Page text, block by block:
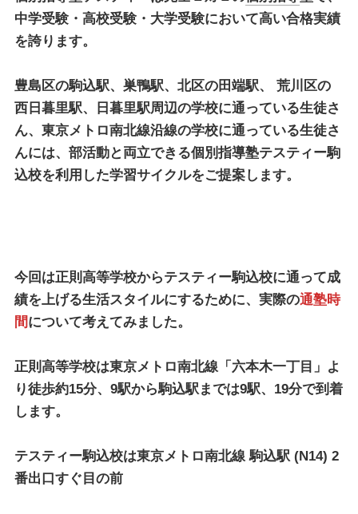
中学受験・高校受験・大学受験において高い合格実績
を誇ります。
豊島区の駒込駅、巣鴨駅、北区の田端駅、 荒川区の
西日暮里駅、日暮里駅周辺の学校に通っている生徒さ
ん、東京メトロ南北線沿線の学校に通っている生徒さ
んには、部活動と両立できる個別指導塾テスティー駒
込校を利用した学習サイクルをご提案します。
今回は正則高等学校からテスティー駒込校に通って成
績を上げる生活スタイルにするために、実際の通塾時
間について考えてみました。
正則高等学校は東京メトロ南北線「六本木一丁目」よ
り徒歩約15分、9駅から駒込駅までは9駅、19分で到着
します。
テスティー駒込校は東京メトロ南北線 駒込駅 (N14) 2
番出口すぐ目の前